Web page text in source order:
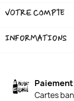
VOTRE COMPTE
INFORMATIONS
Cartes